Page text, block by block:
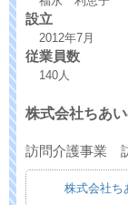
設立
2012年7月
従業員数
140人
株式会社ちあ
訪問介護事業
株式会社ち